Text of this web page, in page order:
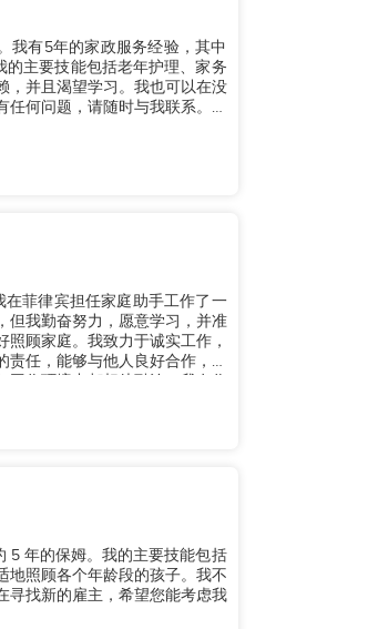
我有5年的家政服务经验，其中
主要技能包括老年护理、家务
，并且渴望学习。我也可以在没
何问题，请随时与我联系。谢
在菲律宾担任家庭助手工作了一
但我勤奋努力，愿意学习，并准
顾家庭。我致力于诚实工作，
任，能够与他人良好合作，并
5 年的保姆。我的主要技能包括
地照顾各个年龄段的孩子。我不
寻找新的雇主，希望您能考虑我